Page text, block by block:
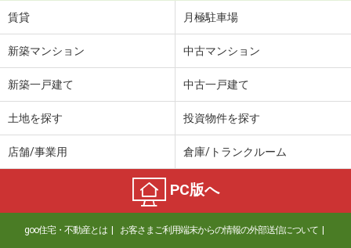
賃貸 月極駐車場
新築マンション 中古マンション
新築一戸建て 中古一戸建て
土地を探す 投資物件を探す
店舗/事業用 倉庫/トランクルーム
PC版へ
goo住宅・不動産とは お客さまご利用端末からの情報の外部送信について